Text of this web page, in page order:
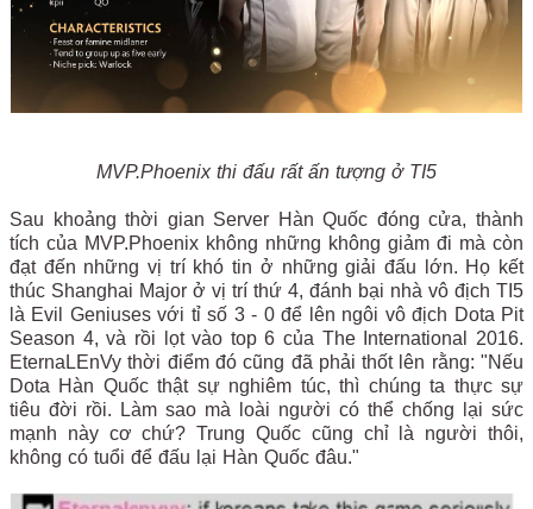
MVP.Phoenix thi đấu rất ấn tượng ở TI5
Sau khoảng thời gian Server Hàn Quốc đóng cửa, thành
tích của MVP.Phoenix không những không giảm đi mà còn
đạt đến những vị trí khó tin ở những giải đấu lớn. Họ kết
thúc Shanghai Major ở vị trí thứ 4, đánh bại nhà vô địch TI5
là Evil Geniuses với tỉ số 3 - 0 để lên ngôi vô địch Dota Pit
Season 4, và rồi lọt vào top 6 của The International 2016.
EternaLEnVy thời điểm đó cũng đã phải thốt lên rằng: "Nếu
Dota Hàn Quốc thật sự nghiêm túc, thì chúng ta thực sự
tiêu đời rồi. Làm sao mà loài người có thể chống lại sức
mạnh này cơ chứ? Trung Quốc cũng chỉ là người thôi,
không có tuổi để đấu lại Hàn Quốc đâu."